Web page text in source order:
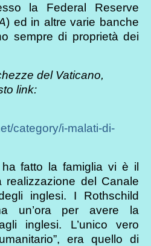
la Federal Reserve
) ed in altre varie banche
sempre di proprietà dei
del Vaticano,
link:
category/i-malati-di-
fatto la famiglia vi è il
realizzazione del Canale
inglesi. I Rothschild
un’ora per avere la
inglesi. L’unico vero
era quello di